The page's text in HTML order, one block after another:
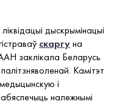
дыскрымінацыі
скаргуна
заклікала Беларусь
Камітэт
і
належнымі